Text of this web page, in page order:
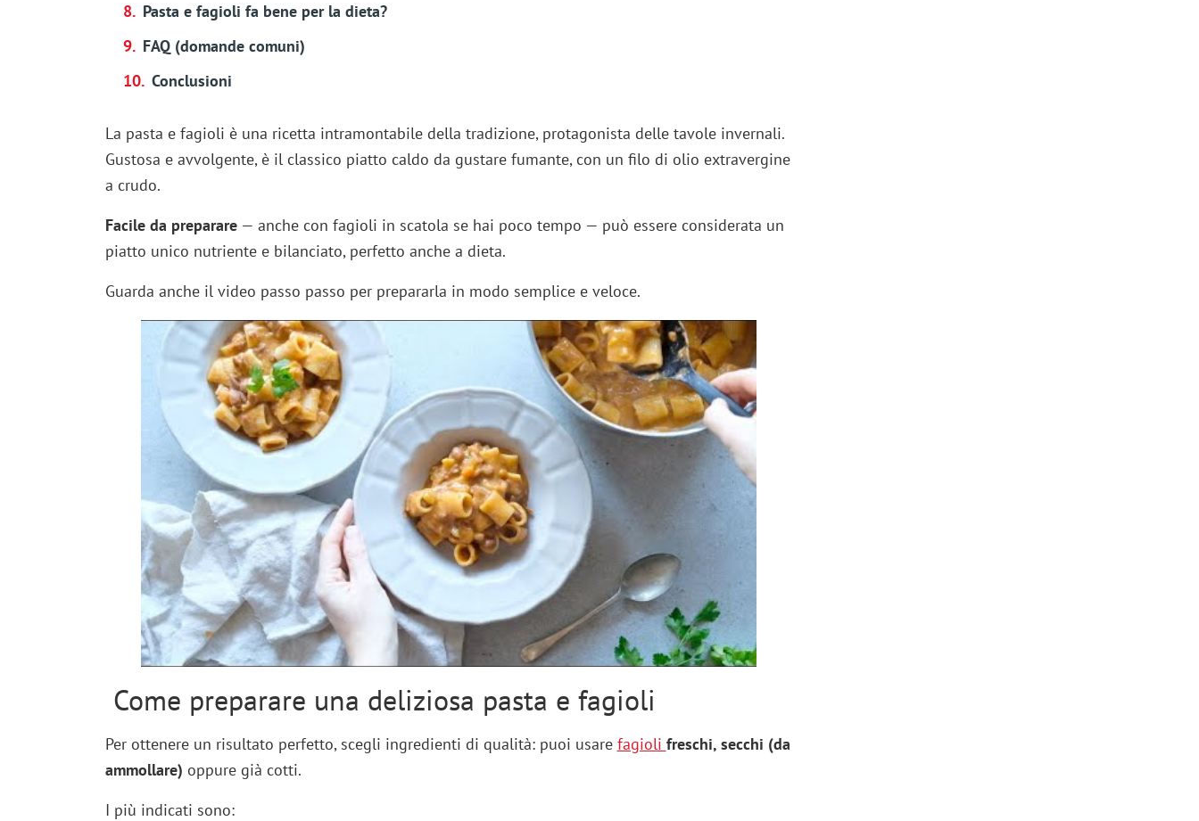
Pasta e fagioli fa bene per la dieta?
FAQ (domande comuni)
Conclusioni
La pasta e fagioli è una ricetta intramontabile della tradizione, protagonista delle tavole invernali.
Gustosa e avvolgente, è il classico piatto caldo da gustare fumante, con un filo di olio extravergine
a crudo.
Facile da preparare— anche con fagioli in scatola se hai poco tempo — può essere considerata un
piatto unico nutriente e bilanciato, perfetto anche a dieta.
Guarda anche il video passo passo per prepararla in modo semplice e veloce.
Come preparare una deliziosa pasta e fagioli
Per ottenere un risultato perfetto, scegli ingredienti di qualità: puoi usare fagioli freschi, secchi (da
ammollare) oppure già cotti.
I più indicati sono: